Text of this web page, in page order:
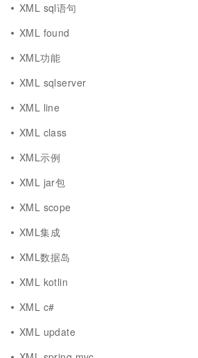
XML sql语句
XML found
XML功能
XML sqlserver
XML line
XML class
XML示例
XML jar包
XML scope
XML集成
XML数据岛
XML kotlin
XML c#
XML update